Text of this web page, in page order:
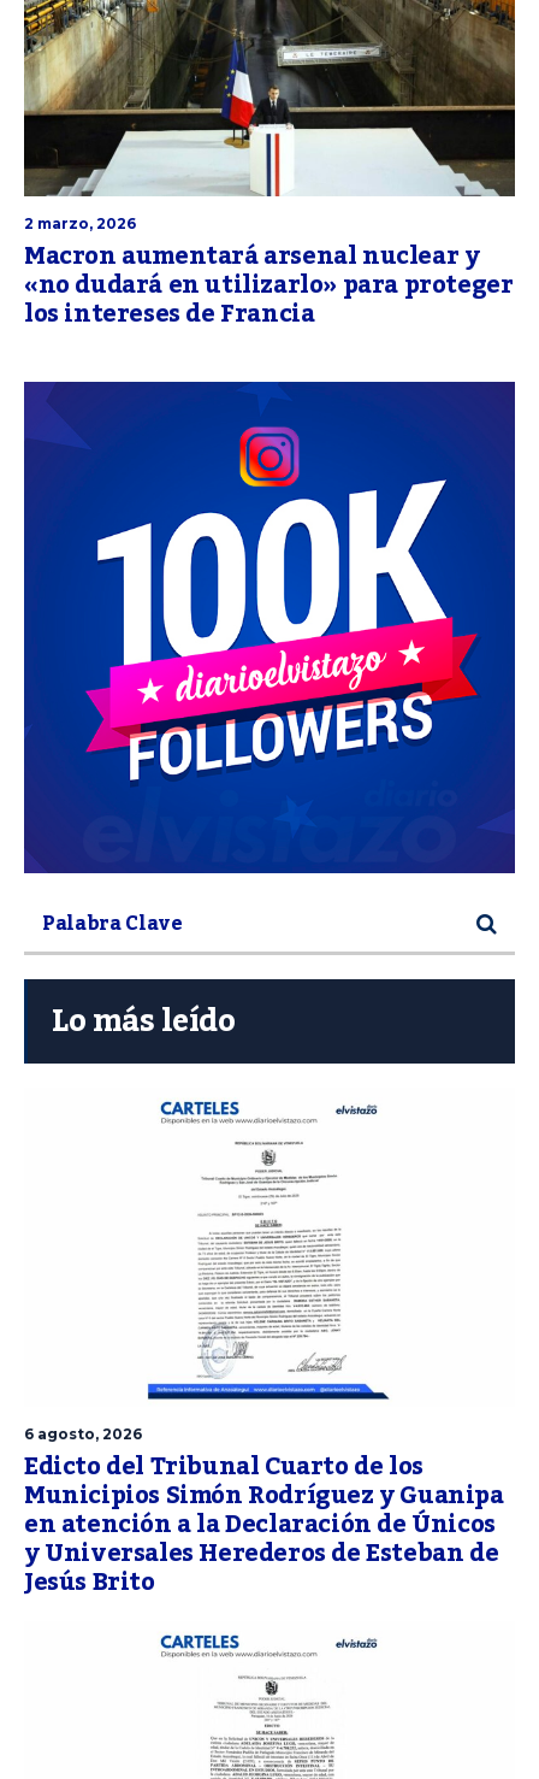
2 marzo, 2026
Macron aumentará arsenal nuclear y
«no dudará en utilizarlo» para proteger
los intereses de Francia
Lo más leído
6 agosto, 2026
Edicto del Tribunal Cuarto de los
Municipios Simón Rodríguez y Guanipa
en atención a la Declaración de Únicos
y Universales Herederos de Esteban de
Jesús Brito